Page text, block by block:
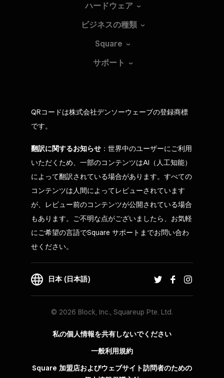
ハードウェア
ビジネスの種類
Square
サポート
QRコードは株式会社デンソーウェーブの登録商標
です。
翻訳に関するお知らせ ：世界中のユーザーにご利用
いただくため、一部のコンテンツはAI（人工知能）
によって翻訳されている場合があります。すべての
コンテンツは人間によってレビューされています
が、レビュー前のコンテンツが公開されている場合
もあります。ご不明な点がございましたら、お気軽
にご希望の言語でSquare サポートまでお問い合わ
せください。
日本 (日本語)
© 2026 Block, Inc., Squareup Pte. Ltd.
私の個人情報を共有しないでください
一般利用規約
Square 加盟店およびウェブサイト訪問者の​ための​